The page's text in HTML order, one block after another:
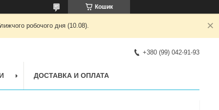
Кошик
робочого дня (10.08).
+380 (99) 042-91-93
ДОСТАВКА И ОПЛАТА